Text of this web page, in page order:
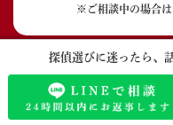
※ご相談中の場合は
LINEでのご相談
探偵選びに迷ったら、